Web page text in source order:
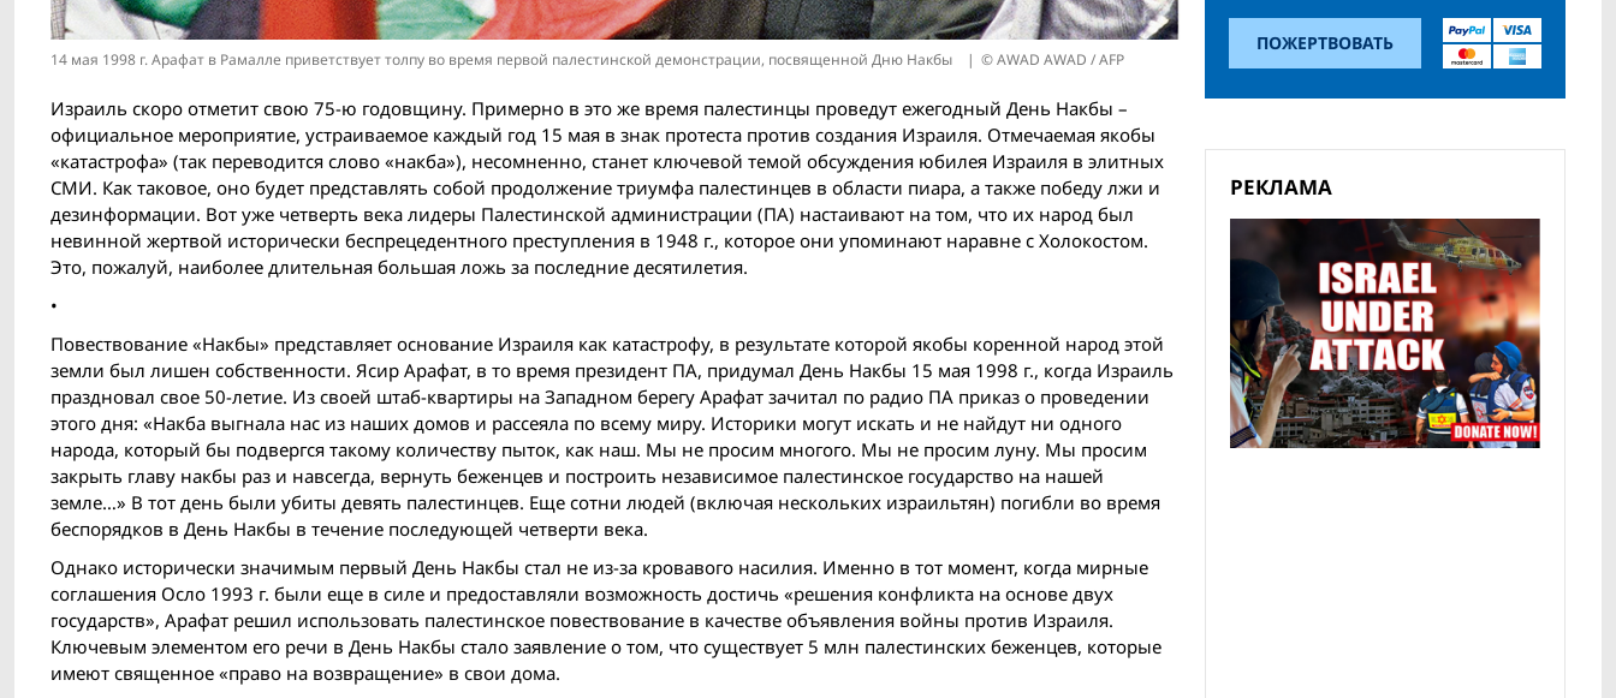
14 мая 1998 г. Арафат в Рамалле приветствует толпу во время первой палестинской демонстрации, посвященной Дню Накбы © AWAD AWAD / AFP
Израиль скоро отметит свою 75-ю годовщину. Примерно в это же время палестинцы проведут ежегодный День Накбы –
официальное мероприятие, устраиваемое каждый год 15 мая в знак протеста против создания Израиля. Отмечаемая якобы
«катастрофа» (так переводится слово «накба»), несомненно, станет ключевой темой обсуждения юбилея Израиля в элитных
СМИ. Как таковое, оно будет представлять собой продолжение триумфа палестинцев в области пиара, а также победу лжи и
дезинформации. Вот уже четверть века лидеры Палестинской администрации (ПА) настаивают на том, что их народ был
невинной жертвой исторически беспрецедентного преступления в 1948 г., которое они упоминают наравне с Холокостом.
Это, пожалуй, наиболее длительная большая ложь за последние десятилетия.
•
Повествование «Накбы» представляет основание Израиля как катастрофу, в результате которой якобы коренной народ этой
земли был лишен собственности. Ясир Арафат, в то время президент ПА, придумал День Накбы 15 мая 1998 г., когда Израиль
праздновал свое 50-летие. Из своей штаб-квартиры на Западном берегу Арафат зачитал по радио ПА приказ о проведении
этого дня: «Накба выгнала нас из наших домов и рассеяла по всему миру. Историки могут искать и не найдут ни одного
народа, который бы подвергся такому количеству пыток, как наш. Мы не просим многого. Мы не просим луну. Мы просим
закрыть главу накбы раз и навсегда, вернуть беженцев и построить независимое палестинское государство на нашей
земле…» В тот день были убиты девять палестинцев. Еще сотни людей (включая нескольких израильтян) погибли во время
беспорядков в День Накбы в течение последующей четверти века.
Однако исторически значимым первый День Накбы стал не из-за кровавого насилия. Именно в тот момент, когда мирные
соглашения Осло 1993 г. были еще в силе и предоставляли возможность достичь «решения конфликта на основе двух
государств», Арафат решил использовать палестинское повествование в качестве объявления вой­ны против Израиля.
Ключевым элементом его речи в День Накбы стало заявление о том, что существуeт 5 млн палестинских беженцев, которые
имеют священное «право на возвращение» в свои дома.
ПОЖЕРТВОВАТЬ
РЕКЛАМА